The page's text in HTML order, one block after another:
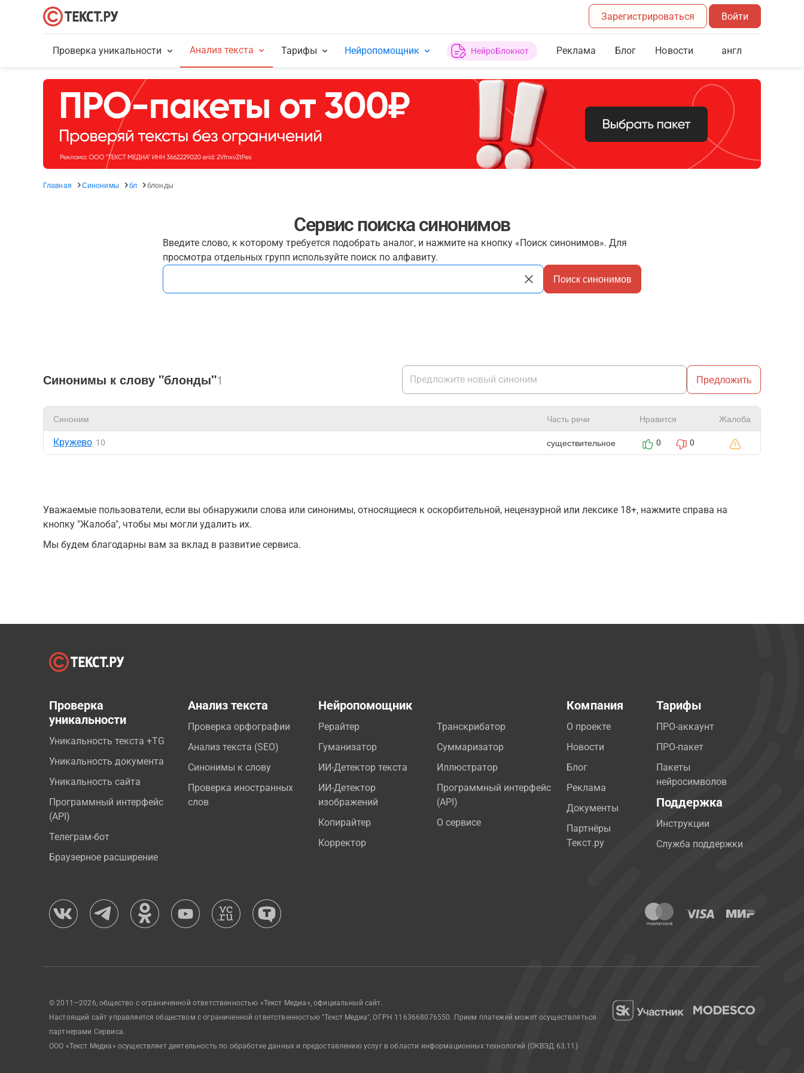
Зарегистрироваться Войти
Проверка уникальности Анализ текста Тарифы Нейропомощник НейроБлокнот Реклама Блог Новости англ
Главная Синонимы бл блонды
Сервис поиска синонимов
Введите слово, к которому требуется подобрать аналог, и нажмите на кнопку «Поиск синонимов». Для
просмотра отдельных групп используйте поиск по алфавиту.
Поиск синонимов
Синонимы к слову "блонды"1 Предложить
Синоним Часть речи Нравится Жалоба
Кружево 10 существительное 0 0
Уважаемые пользователи, если вы обнаружили слова или синонимы, относящиеся к оскорбительной, нецензурной или лексике 18+, нажмите справа на
кнопку "Жалоба", чтобы мы могли удалить их.
Мы будем благодарны вам за вклад в развитие сервиса.
Проверка
уникальности
Уникальность текста +TG
Уникальность документа
Уникальность сайта
Программный интерфейс
(API)
Телеграм-бот
Браузерное расширение
Анализ текста
Проверка орфографии
Анализ текста (SEO)
Синонимы к слову
Проверка иностранных
слов
Нейропомощник
Рерайтер
Гуманизатор
ИИ-Детектор текста
ИИ-Детектор
изображений
Копирайтер
Корректор
Транскрибатор
Суммаризатор
Иллюстратор
Программный интерфейс
(API)
О сервисе
Компания
О проекте
Новости
Блог
Реклама
Документы
Партнёры
Текст.ру
Тарифы
ПРО-аккаунт
ПРО-пакет
Пакеты
нейросимволов
Поддержка
Инструкции
Служба поддержки
© 2011—2026, общество с ограниченной ответственностью «Текст Медиа», официальный сайт.
Настоящий сайт управляется обществом с ограниченной ответственностью "Текст Медиа", ОГРН 1163668076550. Прием платежей может осуществляться
партнерами Сервиса.
ООО «Текст Медиа» осуществляет деятельность по обработке данных и предоставлению услуг в области информационных технологий (ОКВЭД 63.11)